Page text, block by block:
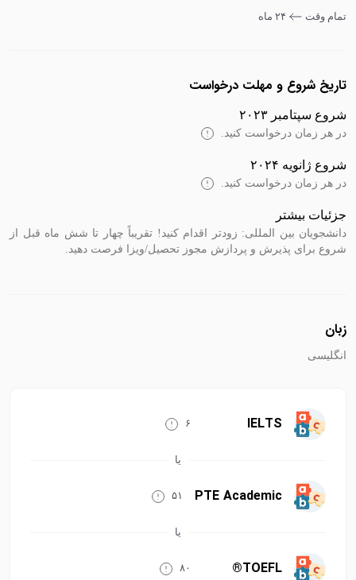
تمام وقت ۲۴ ماه
تاریخ شروع و مهلت درخواست
شروع سپتامبر ۲۰۲۳
در هر زمان درخواست کنید.
شروع ژانویه ۲۰۲۴
در هر زمان درخواست کنید.
جزئیات بیشتر
دانشجویان بین المللی: زودتر اقدام کنید! تقریباً چهار تا شش ماه قبل از
شروع برای پذیرش و پردازش مجوز تحصیل/ویزا فرصت دهید.
زبان
انگلیسی
IELTS ۶
PTE Academic ۵۱
TOEFL® ۸۰